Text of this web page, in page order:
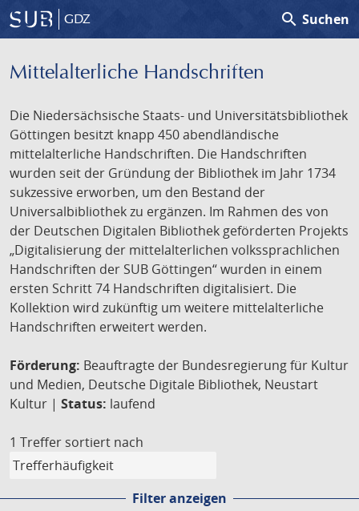
GDZ search Suchen
Mittelalterliche Handschriften
Die Niedersächsische Staats- und Universitätsbibliothek
Göttingen besitzt knapp 450 abendländische
mittelalterliche Handschriften. Die Handschriften
wurden seit der Gründung der Bibliothek im Jahr 1734
sukzessive erworben, um den Bestand der
Universalbibliothek zu ergänzen. Im Rahmen des von
der Deutschen Digitalen Bibliothek geförderten Projekts
„Digitalisierung der mittelalterlichen volkssprachlichen
Handschriften der SUB Göttingen“ wurden in einem
ersten Schritt 74 Handschriften digitalisiert. Die
Kollektion wird zukünftig um weitere mittelalterliche
Handschriften erweitert werden.
Förderung: Beauftragte der Bundesregierung für Kultur
und Medien, Deutsche Digitale Bibliothek, Neustart
Kultur | Status: laufend
1 Treffer sortiert nach
Filter anzeigen